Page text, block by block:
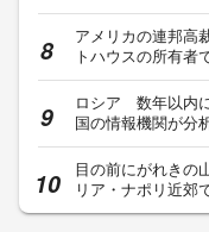
アメリカの連邦高
トハウスの所有者
ロシア 数年以内
国の情報機関が
目の前にがれき
リア・ナポリ近郊